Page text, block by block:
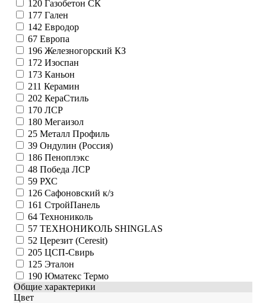
120 Газобетон СК
177 Гален
142 Евродор
67 Европа
196 Железногорский КЗ
172 Изоспан
173 Каньон
211 Керамин
202 КераСтиль
170 ЛСР
180 Мегаизол
25 Металл Профиль
39 Ондулин (Россия)
186 Пеноплэкс
48 Победа ЛСР
59 РХС
126 Сафоновский к/з
161 СтройПанель
64 Технониколь
57 ТЕХНОНИКОЛЬ SHINGLAS
52 Церезит (Ceresit)
205 ЦСП-Свирь
125 Эталон
190 Юматекс Термо
Общие характерики
Цвет